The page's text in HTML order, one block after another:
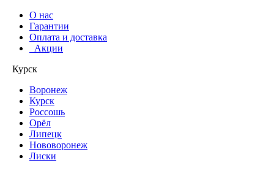
О нас
Гарантии
Оплата и доставка
Акции
Курск
Воронеж
Курск
Россошь
Орёл
Липецк
Нововоронеж
Лиски